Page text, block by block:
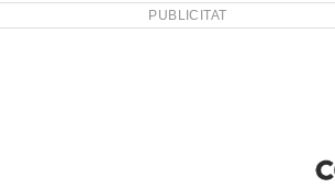
PUBLICITAT